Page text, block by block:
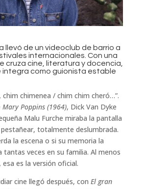
llevó de un videoclub de barrio a
internacionales. Con una
cruza cine, literatura y docencia,
integra como guionista estable
chim chimenea / chim chim cheró…”.
Mary Poppins (1964), Dick Van Dyke
Malu Furche miraba la pantalla
totalmente deslumbrada.
la escena o si su memoria la
veces en su familia. Al menos
es la versión oficial.
cine llegó después, con El gran